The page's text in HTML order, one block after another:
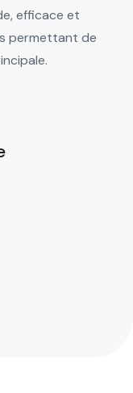
efficace et
permettant de